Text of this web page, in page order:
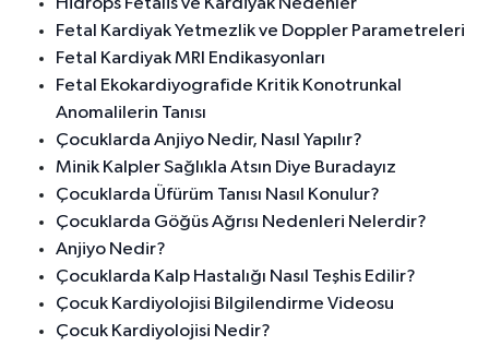
Fetal Kardiyak Yetmezlik ve Doppler Parametreleri
Fetal Kardiyak MRI Endikasyonları
Fetal Ekokardiyografide Kritik Konotrunkal
Anomalilerin Tanısı
Çocuklarda Anjiyo Nedir, Nasıl Yapılır?
Minik Kalpler Sağlıkla Atsın Diye Buradayız
Çocuklarda Üfürüm Tanısı Nasıl Konulur?
Çocuklarda Göğüs Ağrısı Nedenleri Nelerdir?
Anjiyo Nedir?
Çocuklarda Kalp Hastalığı Nasıl Teşhis Edilir?
Çocuk Kardiyolojisi Bilgilendirme Videosu
Çocuk Kardiyolojisi Nedir?